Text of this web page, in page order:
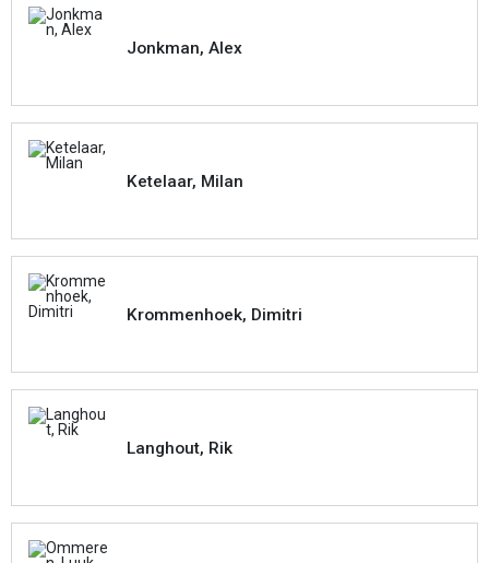
Jonkman, Alex
Ketelaar, Milan
Krommenhoek, Dimitri
Langhout, Rik